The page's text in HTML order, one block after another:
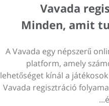
Vavada
Minden, amit
A Vavada egy népszerű
platform, amely
lehetőséget kínál a
Vavada regisztráció